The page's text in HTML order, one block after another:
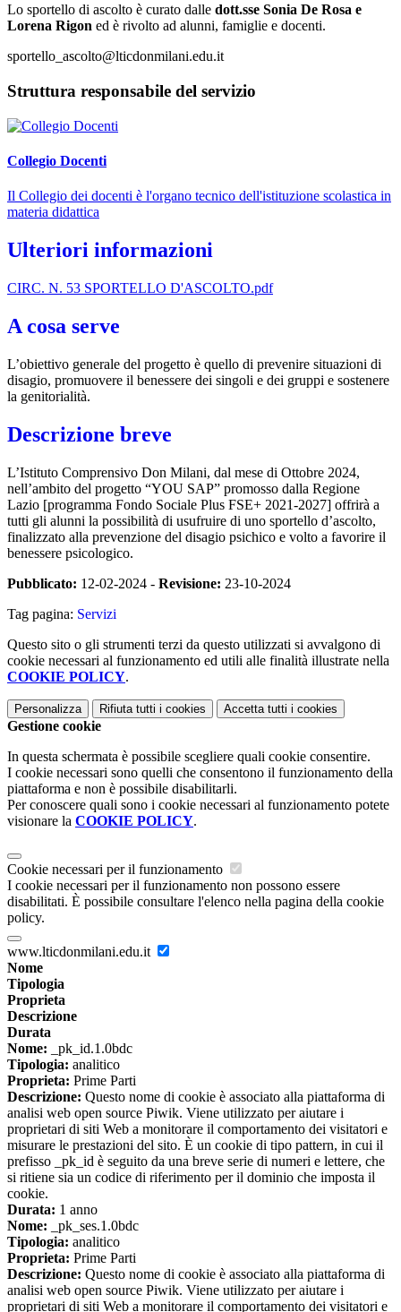
Lo sportello di ascolto è curato dalle dott.sse Sonia De Rosa e
Lorena Rigon ed è rivolto ad alunni, famiglie e docenti.
sportello_ascolto@lticdonmilani.edu.it
Struttura responsabile del servizio
Collegio Docenti
Il Collegio dei docenti è l'organo tecnico dell'istituzione scolastica in
materia didattica
Ulteriori informazioni
CIRC. N. 53 SPORTELLO D'ASCOLTO.pdf
A cosa serve
L’obiettivo generale del progetto è quello di prevenire situazioni di
disagio, promuovere il benessere dei singoli e dei gruppi e sostenere
la genitorialità.
Descrizione breve
L’Istituto Comprensivo Don Milani, dal mese di Ottobre 2024,
nell’ambito del progetto “YOU SAP” promosso dalla Regione
Lazio [programma Fondo Sociale Plus FSE+ 2021-2027] offrirà a
tutti gli alunni la possibilità di usufruire di uno sportello d’ascolto,
finalizzato alla prevenzione del disagio psichico e volto a favorire il
benessere psicologico.
Pubblicato: 12-02-2024 - Revisione: 23-10-2024
Tag pagina: Servizi
Questo sito o gli strumenti terzi da questo utilizzati si avvalgono di
cookie necessari al funzionamento ed utili alle finalità illustrate nella
COOKIE POLICY.
Personalizza Rifiuta tutti i cookies Accetta tutti i cookies
Gestione cookie
In questa schermata è possibile scegliere quali cookie consentire.
I cookie necessari sono quelli che consentono il funzionamento della
piattaforma e non è possibile disabilitarli.
Per conoscere quali sono i cookie necessari al funzionamento potete
visionare la COOKIE POLICY.
Cookie necessari per il funzionamento
I cookie necessari per il funzionamento non possono essere
disabilitati. È possibile consultare l'elenco nella pagina della cookie
policy.
www.lticdonmilani.edu.it
Nome
Tipologia
Proprieta
Descrizione
Durata
Nome: _pk_id.1.0bdc
Tipologia: analitico
Proprieta: Prime Parti
Descrizione: Questo nome di cookie è associato alla piattaforma di
analisi web open source Piwik. Viene utilizzato per aiutare i
proprietari di siti Web a monitorare il comportamento dei visitatori e
misurare le prestazioni del sito. È un cookie di tipo pattern, in cui il
prefisso _pk_id è seguito da una breve serie di numeri e lettere, che
si ritiene sia un codice di riferimento per il dominio che imposta il
cookie.
Durata: 1 anno
Nome: _pk_ses.1.0bdc
Tipologia: analitico
Proprieta: Prime Parti
Descrizione: Questo nome di cookie è associato alla piattaforma di
analisi web open source Piwik. Viene utilizzato per aiutare i
proprietari di siti Web a monitorare il comportamento dei visitatori e